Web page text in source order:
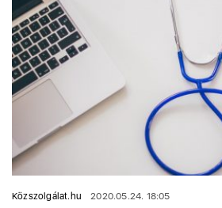
Közszolgálat.hu 2020.05.24. 18:05